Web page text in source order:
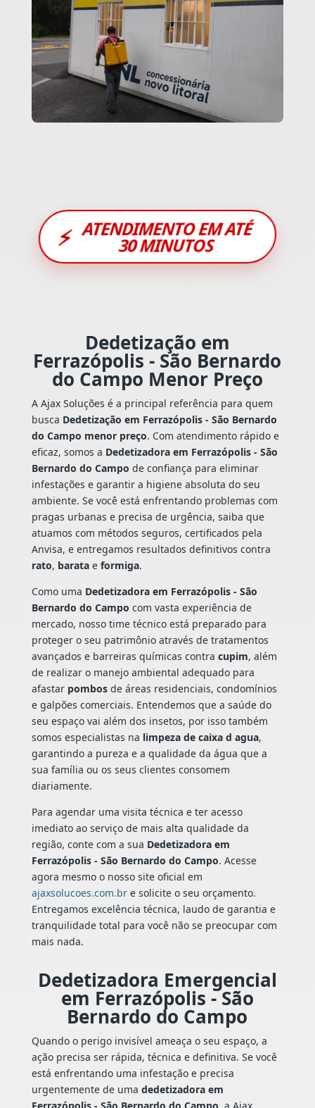
⚡ ATENDIMENTO EM ATÉ
30 MINUTOS
Dedetização em
Ferrazópolis - São Bernardo
do Campo Menor Preço
A Ajax Soluções é a principal referência para quem
busca Dedetização em Ferrazópolis - São Bernardo
do Campo menor preço. Com atendimento rápido e
eficaz, somos a Dedetizadora em Ferrazópolis - São
Bernardo do Campo de confiança para eliminar
infestações e garantir a higiene absoluta do seu
ambiente. Se você está enfrentando problemas com
pragas urbanas e precisa de urgência, saiba que
atuamos com métodos seguros, certificados pela
Anvisa, e entregamos resultados definitivos contra
rato, baratae formiga.
Como uma Dedetizadora em Ferrazópolis - São
Bernardo do Campo com vasta experiência de
mercado, nosso time técnico está preparado para
proteger o seu patrimônio através de tratamentos
avançados e barreiras químicas contra cupim, além
de realizar o manejo ambiental adequado para
afastar pombosde áreas residenciais, condomínios
e galpões comerciais. Entendemos que a saúde do
seu espaço vai além dos insetos, por isso também
somos especialistas na limpeza de caixa d agua,
garantindo a pureza e a qualidade da água que a
sua família ou os seus clientes consomem
diariamente.
Para agendar uma visita técnica e ter acesso
imediato ao serviço de mais alta qualidade da
região, conte com a sua Dedetizadora em
Ferrazópolis - São Bernardo do Campo. Acesse
agora mesmo o nosso site oficial em
ajaxsolucoes.com.bre solicite o seu orçamento.
Entregamos excelência técnica, laudo de garantia e
tranquilidade total para você não se preocupar com
mais nada.
Dedetizadora Emergencial
em Ferrazópolis - São
Bernardo do Campo
Quando o perigo invisível ameaça o seu espaço, a
ação precisa ser rápida, técnica e definitiva. Se você
está enfrentando uma infestação e precisa
urgentemente de uma dedetizadora em